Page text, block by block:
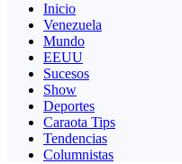
Inicio
Venezuela
Mundo
EEUU
Sucesos
Show
Deportes
Caraota Tips
Tendencias
Columnistas